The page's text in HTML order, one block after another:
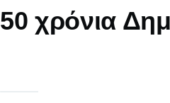
50 χρόνια